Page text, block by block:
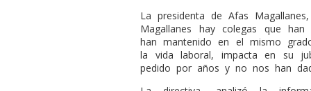
La presidenta de Afas
Magallanes hay colegas que
han mantenido en el mismo
la vida laboral, impacta en su
pedido por años y no nos han